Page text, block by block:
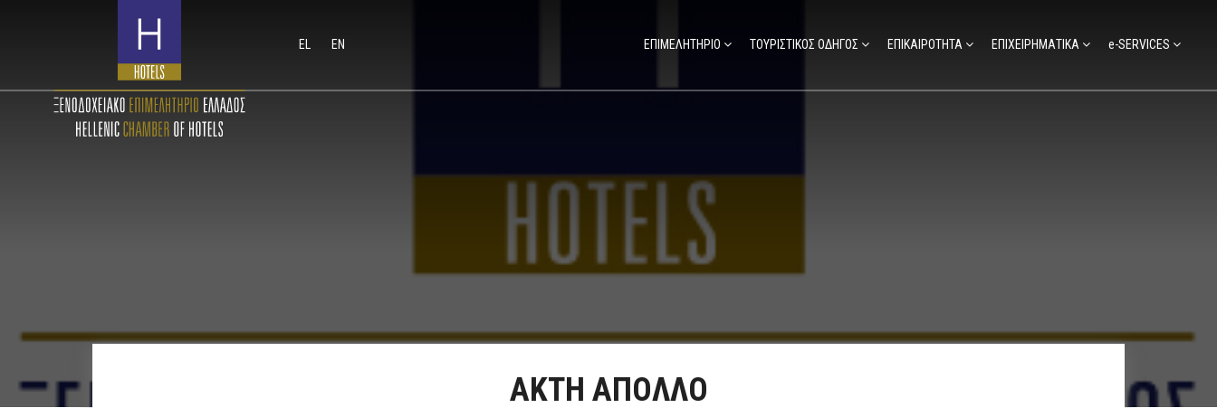
EL EN ΕΠΙΜΕΛΗΤΗΡΙΟ ΤΟΥΡΙΣΤΙΚΟΣ ΟΔΗΓΟΣ ΕΠΙΚΑΙΡΟΤΗΤΑ ΕΠΙΧΕΙΡΗΜΑΤΙΚΑ e-SERVICES
ΑΚΤΗ ΑΠΟΛΛΟ